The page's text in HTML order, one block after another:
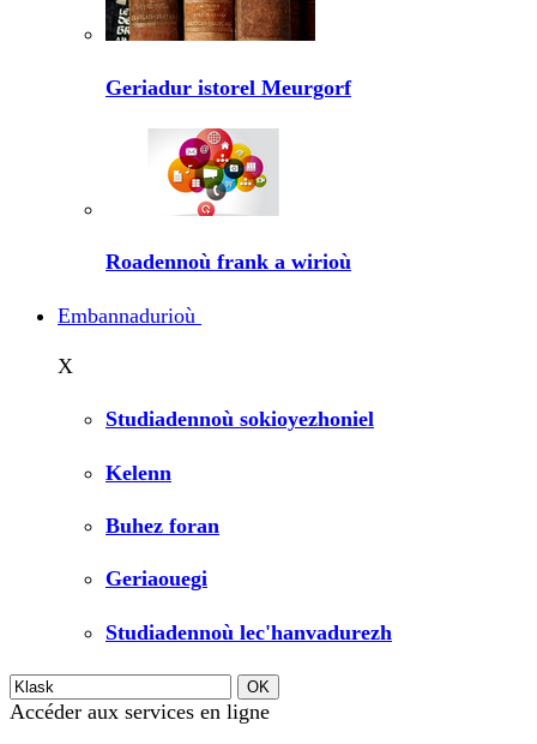
Geriadur istorel Meurgorf
Roadennoù frank a wirioù
Embannadurioù
X
Studiadennoù sokioyezhoniel
Kelenn
Buhez foran
Geriaouegi
Studiadennoù lec'hanvadurezh
Accéder aux services en ligne